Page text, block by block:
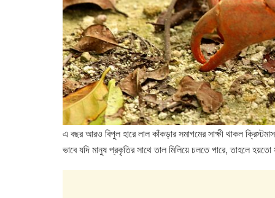
এ বছর আরও বিপুল হারে লাল কাঁকড়ার সমাগমের সাক্ষী থাকল
ভাবে যদি মানুষ প্রকৃতির সাথে তাল মিলিয়ে চলতে পারে, তাহলে